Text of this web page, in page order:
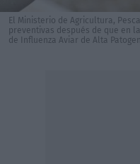
El Ministerio de Agricultura,
preventivas después de que en
de Influenza Aviar de Alta